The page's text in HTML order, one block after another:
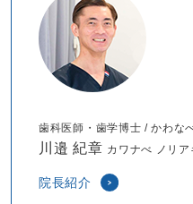
歯科医師・歯学博士 / かわな
川邉 紀章 カワナべ ノリア
院長紹介